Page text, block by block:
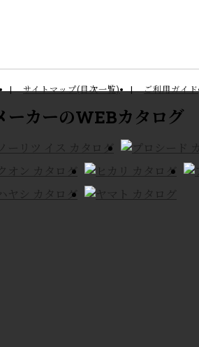
サイトマップ(目次一覧) ご利用ガイド